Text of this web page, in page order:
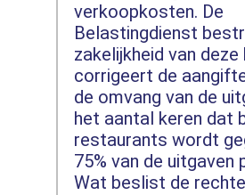
verkoopkosten. De
Belastingdienst
zakelijkheid van
corrigeert de
de omvang van de
het aantal keren dat
restaurants wordt
75% van de uitgaven
Wat beslist de